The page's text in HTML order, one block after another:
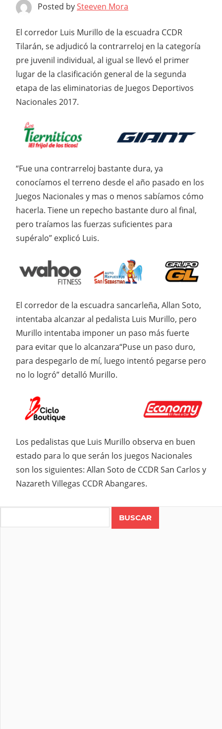
Posted bySteeven Mora
El corredor Luis Murillo de la escuadra CCDR
Tilarán, se adjudicó la contrarreloj en la categoría
pre juvenil individual, al igual se llevó el primer
lugar de la clasificación general de la segunda
etapa de las eliminatorias de Juegos Deportivos
Nacionales 2017.
“Fue una contrarreloj bastante dura, ya
conocíamos el terreno desde el año pasado en los
Juegos Nacionales y mas o menos sabíamos cómo
hacerla. Tiene un repecho bastante duro al final,
pero traíamos las fuerzas suficientes para
supéralo” explicó Luis.
El corredor de la escuadra sancarleña, Allan Soto,
intentaba alcanzar al pedalista Luis Murillo, pero
Murillo intentaba imponer un paso más fuerte
para evitar que lo alcanzara“Puse un paso duro,
para despegarlo de mí, luego intentó pegarse pero
no lo logró” detalló Murillo.
Los pedalistas que Luis Murillo observa en buen
estado para lo que serán los juegos Nacionales
son los siguientes: Allan Soto de CCDR San Carlos y
Nazareth Villegas CCDR Abangares.